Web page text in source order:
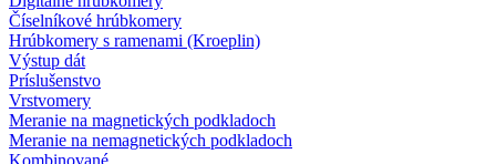
Číselníkové hrúbkomery
Hrúbkomery s ramenami (Kroeplin)
Výstup dát
Príslušenstvo
Vrstvomery
Meranie na magnetických podkladoch
Meranie na nemagnetických podkladoch
Kombinované